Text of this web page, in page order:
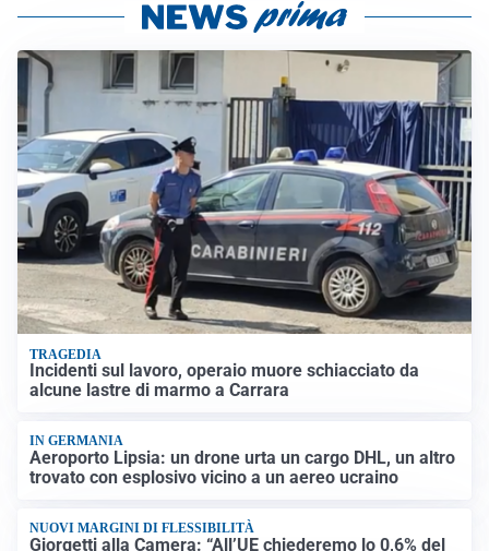
TRAGEDIA
Incidenti sul lavoro, operaio muore schiacciato da
alcune lastre di marmo a Carrara
IN GERMANIA
Aeroporto Lipsia: un drone urta un cargo DHL, un altro
trovato con esplosivo vicino a un aereo ucraino
NUOVI MARGINI DI FLESSIBILITÀ
Giorgetti alla Camera: “All’UE chiederemo lo 0,6% del